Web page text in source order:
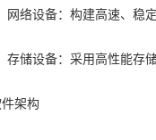
网络设备：构建高速、稳
存储设备：采用高性能存
架构